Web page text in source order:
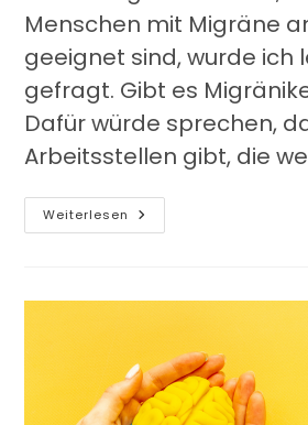
Menschen mit Migräne
geeignet sind, wurde ich
gefragt. Gibt es
Dafür würde sprechen,
Arbeitsstellen gibt, die
Weiterlesen